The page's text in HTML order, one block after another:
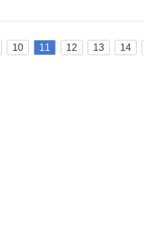
10 11 12 13 14